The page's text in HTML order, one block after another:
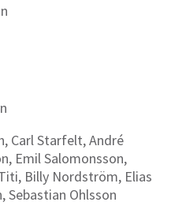
Carl Starfelt, André
Emil Salomonsson,
Billy Nordström, Elias
Sebastian Ohlsson